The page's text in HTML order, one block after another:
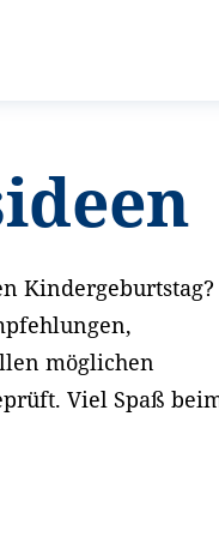
Kindergeburtstag?
möglichen
Viel Spaß